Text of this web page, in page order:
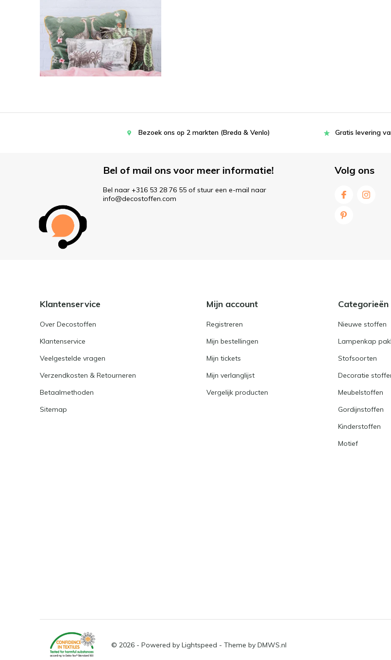
Bezoek ons op 2 markten (Breda & Venlo) Gratis levering
Bel of mail ons voor meer informatie!
Bel naar +316 53 28 76 55 of stuur een e-mail naar
info@decostoffen.com
Volg ons
Klantenservice
Over Decostoffen
Klantenservice
Veelgestelde vragen
Verzendkosten & Retourneren
Betaalmethoden
Sitemap
Mijn account
Registreren
Mijn bestellingen
Mijn tickets
Mijn verlanglijst
Vergelijk producten
Categorieën
Nieuwe stoffen
Lampenkap
Stofsoorten
Decoratie
Meubelstoffen
Gordijnstoffen
Kinderstoffen
Motief
© 2026 - Powered by Lightspeed - Theme by DMWS.nl